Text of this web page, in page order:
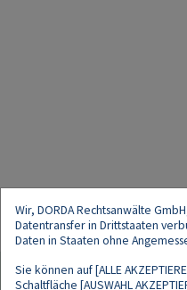
Wir, DORDA Rechtsanwälte
Datentransfer in Drittstaaten
Daten in Staaten ohne
Sie können auf [ALLE
Schaltfläche [AUSWAHL